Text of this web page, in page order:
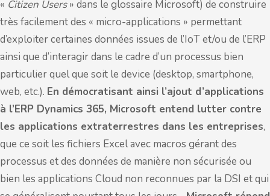
« Citizen Users» dans le glossaire Microsoft) de construire
très facilement des « micro-applications » permettant
d’exploiter certaines données issues de l’IoT et/ou de l’ERP
ainsi que d’interagir dans le cadre d’un processus bien
particulier quel que soit le device (desktop, smartphone,
web, etc.). En démocratisant ainsi l’ajout d’applications
à l’ERP Dynamics 365, Microsoft entend lutter contre
les applications extraterrestres dans les entreprises,
que ce soit les fichiers Excel avec macros gérant des
processus et des données de manière non sécurisée ou
bien les applications Cloud non reconnues par la DSI et qui